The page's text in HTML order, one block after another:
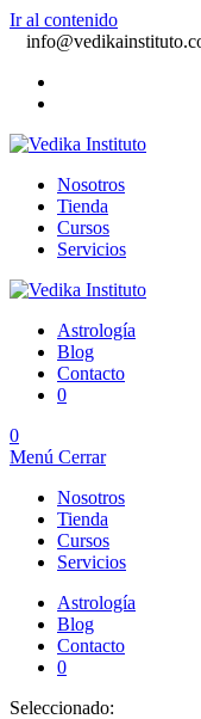
Ir al contenido
Nosotros
Tienda
Cursos
Servicios
Astrología
Blog
Contacto
0
0
Menú Cerrar
Nosotros
Tienda
Cursos
Servicios
Astrología
Blog
Contacto
0
Seleccionado: